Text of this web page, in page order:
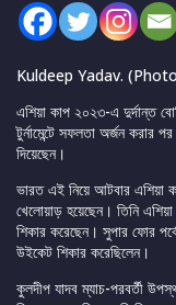
Kuldeep Yadav.
এশিয়া কাপ ২০২৩-এ দুর্দান্ত
টুর্নামেন্টে সফলতা অর্জন করার
দিয়েছেন।
ভারত এই নিয়ে আটবার এশিয়া
খেলোয়াড় হয়েছেন। তিনি
শিকার করেছেন। সুপার ফোর
উইকেট শিকার করেছিলেন।
কুলদীপ যাদব ম্যাচ-পরবর্তী